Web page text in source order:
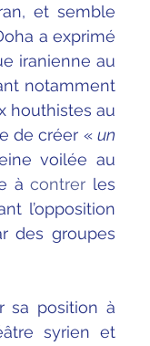
et semble
a exprimé
iranienne au
notamment
houthistes au
de créer « un
voilée au
à contrer les
des groupes
sa position à
syrien et